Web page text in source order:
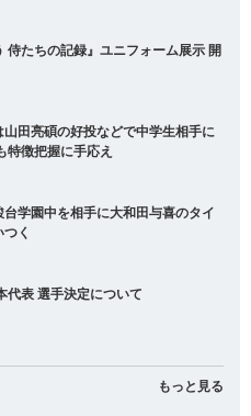
侍たちの記録』ユニフォーム展示 開
田亮碩の好投などで中学生相手に
特徴把握に手応え
学園中を相手に大和田与喜のタイ
く
代表 選手決定について
もっと見る